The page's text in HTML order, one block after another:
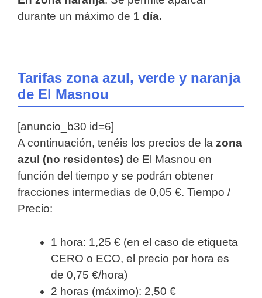
durante un máximo de 1 día.
Tarifas zona azul, verde y naranja
de El Masnou
[anuncio_b30 id=6]
A continuación, tenéis los precios de la zona
azul (no residentes) de El Masnou en
función del tiempo y se podrán obtener
fracciones intermedias de 0,05 €. Tiempo /
Precio:
1 hora: 1,25 € (en el caso de etiqueta
CERO o ECO, el precio por hora es
de 0,75 €/hora)
2 horas (máximo): 2,50 €